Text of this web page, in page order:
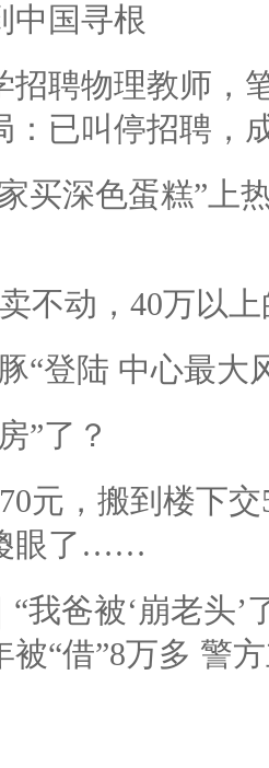
中国寻根
招聘物理教师，
：已叫停招聘，
买深色蛋糕”上
不动，40万以
“登陆 中心最大
”了？
元，搬到楼下
眼了……
我爸被‘崩老头’
被“借”8万多 警